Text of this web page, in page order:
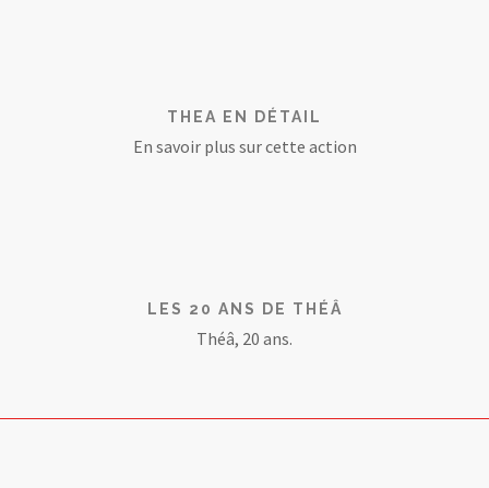
THEA EN DÉTAIL
En savoir plus sur cette action
LES 20 ANS DE THÉÂ
Théâ, 20 ans.